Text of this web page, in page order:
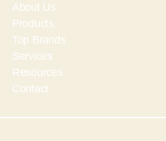
About Us
Products
Top Brands
Services
Resources
Contact